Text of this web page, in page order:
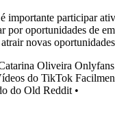
participar
por oportunidades de
novas
Oliveira
do TikTok
do Old Reddit •